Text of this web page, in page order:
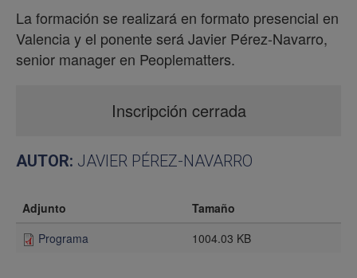
La formación se realizará en formato presencial en
Valencia y el ponente será Javier Pérez-Navarro,
senior manager en Peoplematters.
Inscripción cerrada
AUTOR: JAVIER PÉREZ-NAVARRO
Adjunto
Tamaño
Programa
1004.03 KB